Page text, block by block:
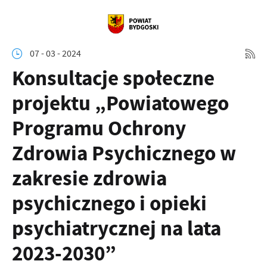
07 - 03 - 2024
Konsultacje społeczne
projektu „Powiatowego
Programu Ochrony
Zdrowia Psychicznego w
zakresie zdrowia
psychicznego i opieki
psychiatrycznej na lata
2023-2030”